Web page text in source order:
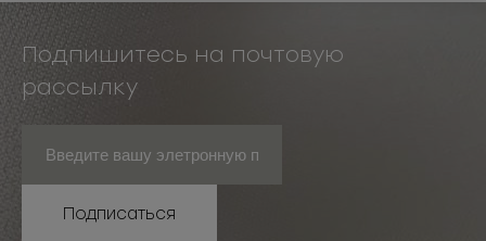
Подпишитесь на почтовую
рассылку
Подписаться